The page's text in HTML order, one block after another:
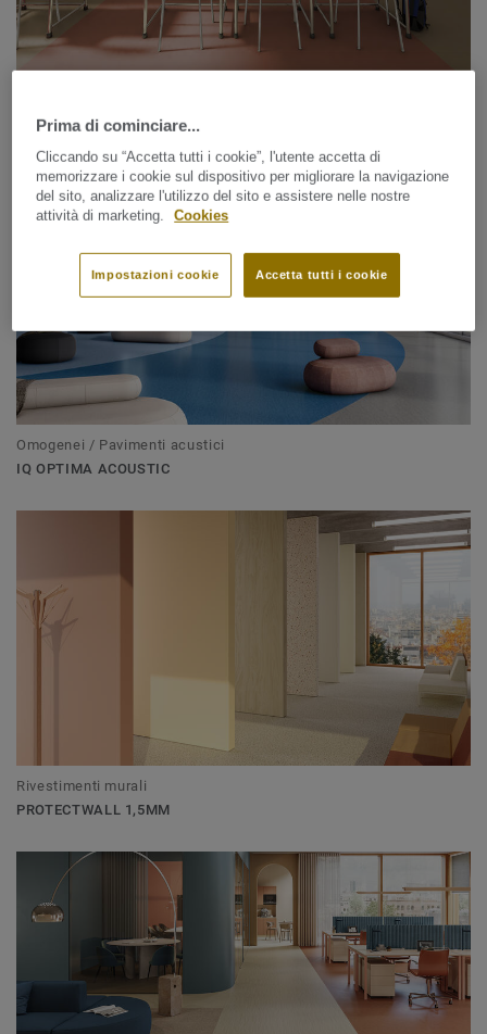
ETRUSCO XF²™ (2.5 MM)
Omogenei / Pavimenti acustici
IQ OPTIMA ACOUSTIC
Rivestimenti murali
PROTECTWALL 1,5MM
Prima di cominciare...
Cliccando su “Accetta tutti i cookie”, l'utente accetta di
memorizzare i cookie sul dispositivo per migliorare la navigazione
del sito, analizzare l'utilizzo del sito e assistere nelle nostre
attività di marketing.
Cookies
Accetta tutti i cookie
Impostazioni cookie